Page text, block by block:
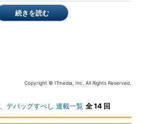
と、多くの先進国では、雇用での年齢制
えば、米国は、「雇用における年齢差別
が、ITエンジニアだけではなく、全体で
す。そうであれば、転職先をめぐって、
続きを読む
Copyright © ITmedia, Inc. All Rights Reserved.
デバッグすべし 連載一覧 全 14 回